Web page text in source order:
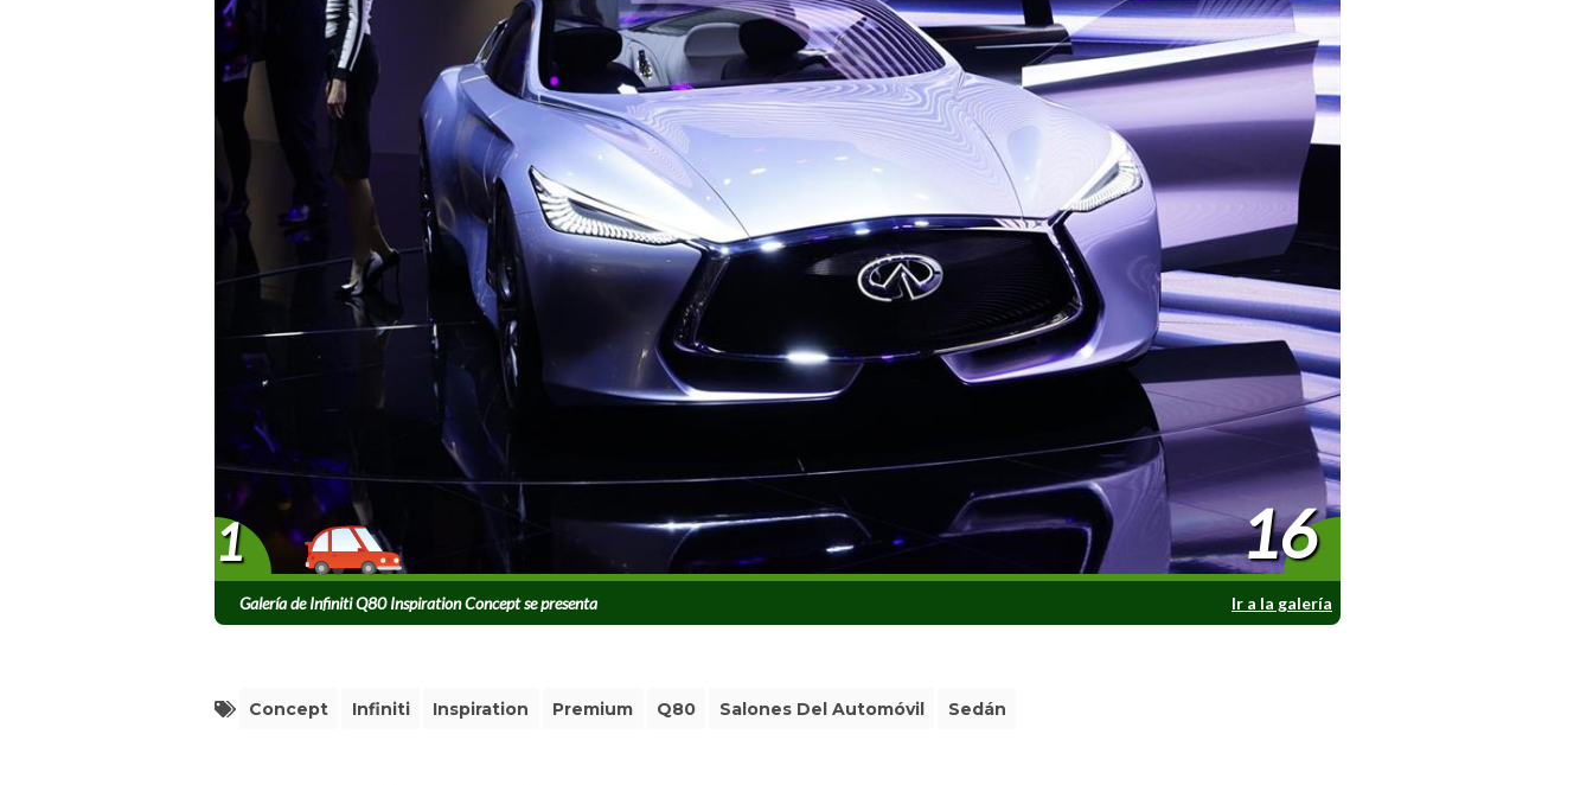
Galería de Infiniti Q80 Inspiration Concept se presenta Ir a la galería
1 16
Concept Infiniti Inspiration Premium Q80 Salones Del Automóvil Sedán